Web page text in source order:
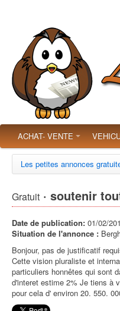
ACHAT- VENTE
Les petites annonces
Gratuit · soutenir
Date de publication: 01/02/
Situation de l'annonce :
Bonjour, pas de justificatif
Cette vision pluraliste et
particuliers honnêtes qui sont
d'interet estime 2% Je tiens à
pour cela d' environ 20. 550.